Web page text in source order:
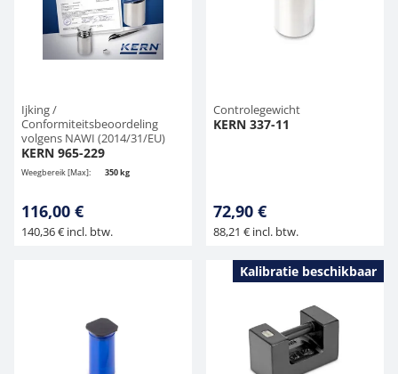
Ijking /
Conformiteitsbeoordeling
volgens NAWI (2014/31/EU)
KERN 965-229
Weegbereik [Max]: 350 kg
116,00 €
140,36 € incl. btw.
Controlegewicht
KERN 337-11
72,90 €
88,21 € incl. btw.
Kalibratie beschikbaar